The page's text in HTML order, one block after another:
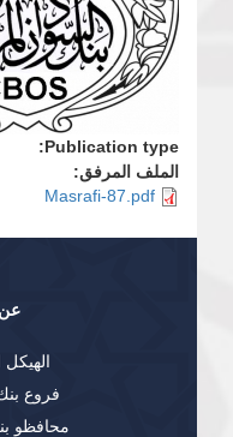
Publication type:
الملف المرفق:
Masrafi-87.pdf
عن
الهيكل
فروع
محافظو